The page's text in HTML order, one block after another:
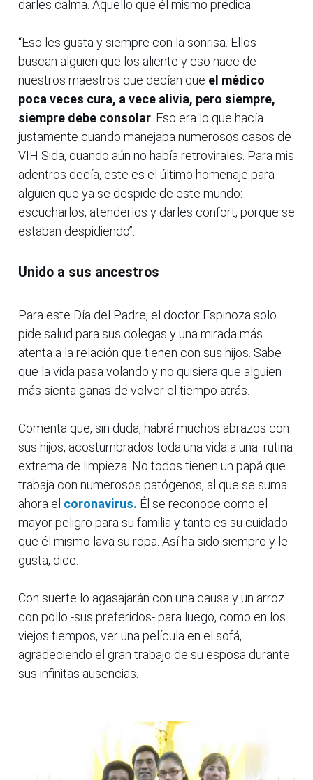
darles calma. Aquello que él mismo predica.
“Eso les gusta y siempre con la sonrisa. Ellos
buscan alguien que los aliente y eso nace de
nuestros maestros que decían que el médico
poca veces cura, a vece alivia, pero siempre,
siempre debe consolar . Eso era lo que hacía
justamente cuando manejaba numerosos casos de
VIH Sida, cuando aún no había retrovirales. Para mis
adentros decía, este es el último homenaje para
alguien que ya se despide de este mundo:
escucharlos, atenderlos y darles confort, porque se
estaban despidiendo”.
Unido a sus ancestros
Para este Día del Padre, el doctor Espinoza solo
pide salud para sus colegas y una mirada más
atenta a la relación que tienen con sus hijos. Sabe
que la vida pasa volando y no quisiera que alguien
más sienta ganas de volver el tiempo atrás.
Comenta que, sin duda, habrá muchos abrazos con
sus hijos, acostumbrados toda una vida a una rutina
extrema de limpieza. No todos tienen un papá que
trabaja con numerosos patógenos, al que se suma
ahora el coronavirus. Él se reconoce como el
mayor peligro para su familia y tanto es su cuidado
que él mismo lava su ropa. Así ha sido siempre y le
gusta, dice.
Con suerte lo agasajarán con una causa y un arroz
con pollo -sus preferidos- para luego, como en los
viejos tiempos, ver una película en el sofá,
agradeciendo el gran trabajo de su esposa durante
sus infinitas ausencias.